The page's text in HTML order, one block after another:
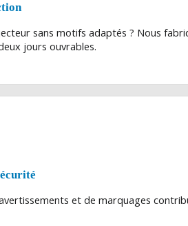
sans motifs adaptés ? Nous
jours ouvrables.
et de marquages